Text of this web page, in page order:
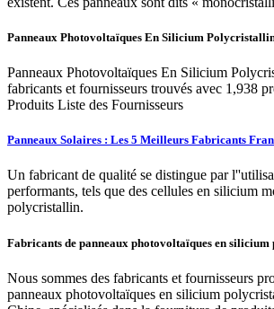
Panneaux Photovoltaïques En Silicium
Panneaux Photovoltaïques En Silicium
fabricants et fournisseurs trouvés avec 1,938
Produits Liste des Fournisseurs
Panneaux Solaires : Les 5 Meilleurs Fabricants
Un fabricant de qualité se distingue par
performants, tels que des cellules en silicium
polycristallin.
Fabricants de panneaux photovoltaïques en
Nous sommes des fabricants et fournisseurs
panneaux photovoltaïques en silicium